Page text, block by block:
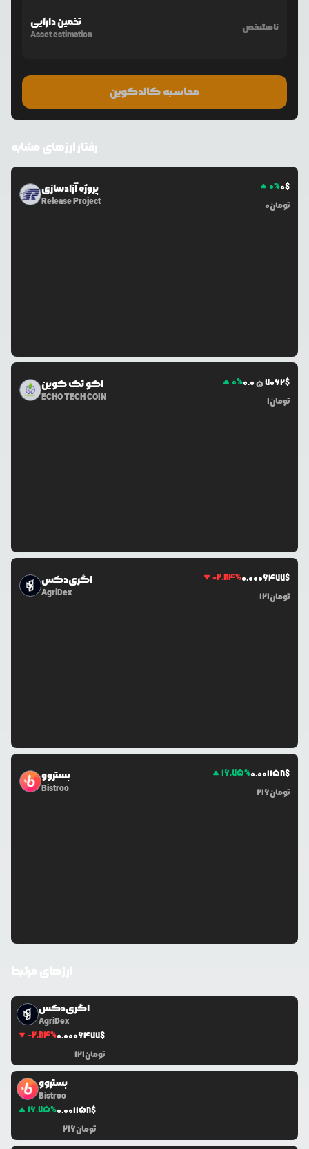
تخمین دارایی
Asset estimation
نامشخص
محاسبه کالدکوین
رفتار ارزهای مشابه
پروژه آزادسازی
Release Project
0%0$
0تومان
اکو تک کوین
ECHO TECH COIN
0%0.057062$
1تومان
اگری‌دکس
AgriDex
-2.84%0.0006477$
121تومان
بستروو
Bistroo
16.75%0.001158$
216تومان
اگری‌دکس
AgriDex
-2.84%0.0006477$
121تومان
بستروو
Bistroo
16.75%0.001158$
216تومان